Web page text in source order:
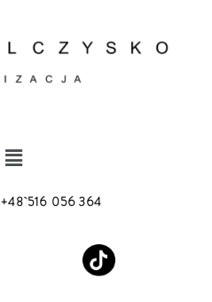
Menu
+48 516 056 364